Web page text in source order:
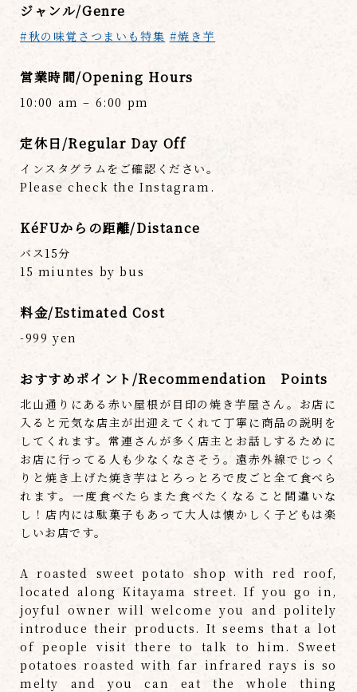
ジャンル/Genre
#秋の味覚さつまいも特集 #焼き芋
営業時間/Opening Hours
10:00 am – 6:00 pm
定休日/Regular Day Off
インスタグラムをご確認ください。
Please check the Instagram.
KéFUからの距離/Distance
バス15分
15 miuntes by bus
料金/Estimated Cost
-999 yen
おすすめポイント/Recommendation Points
北山通りにある赤い屋根が目印の焼き芋屋さん。お店に
入ると元気な店主が出迎えてくれて丁寧に商品の説明を
してくれます。常連さんが多く店主とお話しするために
お店に行ってる人も少なくなさそう。遠赤外線でじっく
りと焼き上げた焼き芋はとろっとろで皮ごと全て食べら
れます。一度食べたらまた食べたくなること間違いな
し！店内には駄菓子もあって大人は懐かしく子どもは楽
しいお店です。
A roasted sweet potato shop with red roof,
located along Kitayama street. If you go in,
joyful owner will welcome you and politely
introduce their products. It seems that a lot
of people visit there to talk to him. Sweet
potatoes roasted with far infrared rays is so
melty and you can eat the whole thing